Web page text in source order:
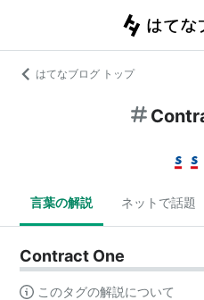
はてなブログ トップ
言葉の解説 ネットで話題
Contract One
このタグの解説について